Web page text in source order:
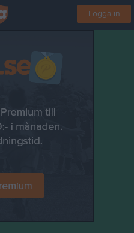
Logga in